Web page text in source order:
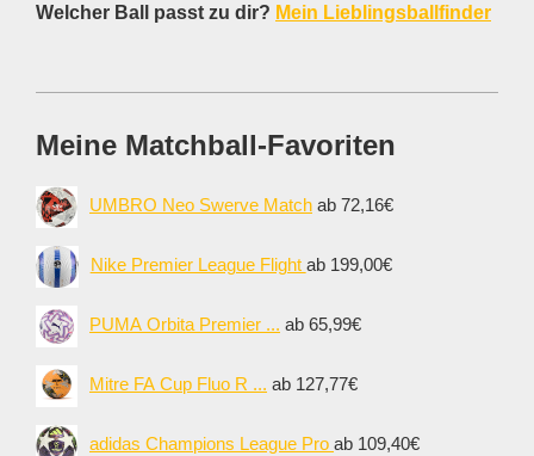
Welcher Ball passt zu dir? Mein Lieblingsballfinder
Meine Matchball-Favoriten
UMBRO Neo Swerve Match ab 72,16€
Nike Premier League Flight ab 199,00€
PUMA Orbita Premier ... ab 65,99€
Mitre FA Cup Fluo R ... ab 127,77€
adidas Champions League Pro ab 109,40€